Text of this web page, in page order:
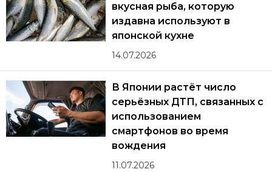
вкусная рыба, которую
издавна используют в
японской кухне
14.07.2026
В Японии растёт число
серьёзных ДТП, связанных с
использованием
смартфонов во время
вождения
11.07.2026